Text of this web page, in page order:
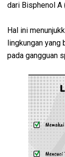
dari Bisphenol A
Hal ini
lingkungan
pada gangguan